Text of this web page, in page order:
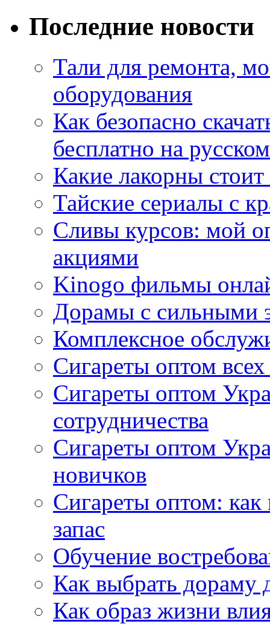
Последние новости
Тали для ремонта,
оборудования
Как безопасно
бесплатно на
Какие лакорны
Тайские сериалы с
Сливы курсов: мой
акциями
Kinogo фильмы
Дорамы с сильными
Комплексное
Сигареты оптом
Сигареты оптом
сотрудничества
Сигареты оптом
новичков
Сигареты оптом:
запас
Обучение
Как выбрать дораму
Как образ жизни